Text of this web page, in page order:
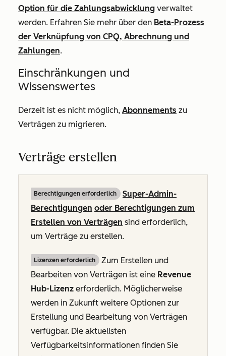
Option für die Zahlungsabwicklung verwaltet
werden. Erfahren Sie mehr über den Beta-Prozess
der Verknüpfung von CPQ, Abrechnung und
Zahlungen.
Einschränkungen und
Wissenswertes
Derzeit ist es nicht möglich, Abonnements zu
Verträgen zu migrieren.
Verträge erstellen
Berechtigungen erforderlich
Super-Admin-
Berechtigungen oder Berechtigungen zum
Erstellen von Verträgen sind erforderlich,
um Verträge zu erstellen.
Lizenzen erforderlich
Zum Erstellen und
Bearbeiten von Verträgen ist eine Revenue
Hub-Lizenz erforderlich. Möglicherweise
werden in Zukunft weitere Optionen zur
Erstellung und Bearbeitung von Verträgen
verfügbar. Die aktuellsten
Verfügbarkeitsinformationen finden Sie